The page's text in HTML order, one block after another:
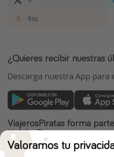
Rss
¿Quieres recibir nuestras
Descarga nuestra App para
ViajerosPiratas forma
HolidayPirates
Nuestros mercados
Valoramos tu